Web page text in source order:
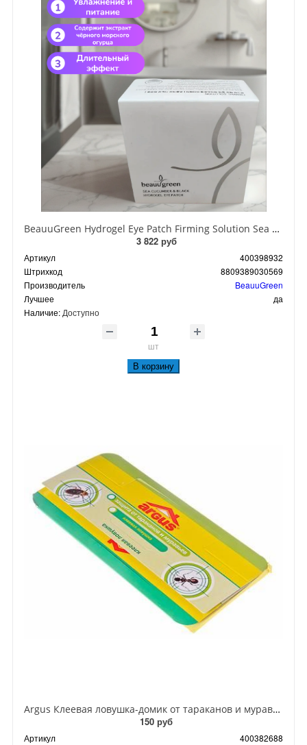
BeauuGreen Hydrogel Eye Patch Firming Solution Sea Cocumber & Black Гидрогелевые патчи для кожи вокруг глаз с экстрактом черного морского огурца 60 шт 90 гр
3 822 руб
Артикул
400398932
Штрихкод
8809389030569
Производитель
BeauuGreen
Лучшее
да
Наличие: Доступно
шт
В корзину
Argus Клеевая ловушка-домик от тараканов и муравьев
150 руб
Артикул
400382688